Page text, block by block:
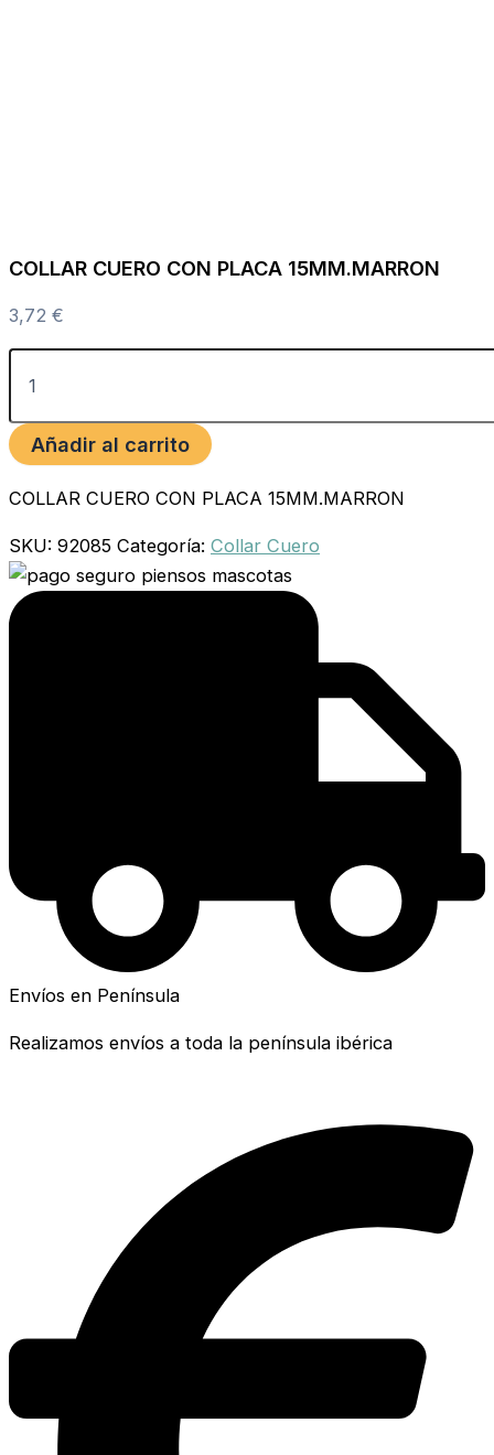
COLLAR CUERO CON PLACA 15MM.MARRON
3,72 €
Añadir al carrito
COLLAR CUERO CON PLACA 15MM.MARRON
SKU: 92085 Categoría: Collar Cuero
Envíos en Península
Realizamos envíos a toda la península ibérica